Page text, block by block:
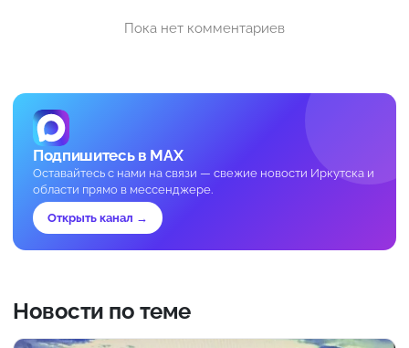
Пока нет комментариев
Подпишитесь в MAX
Оставайтесь с нами на связи — свежие новости Иркутска и
области прямо в мессенджере.
Открыть канал →
Новости по теме